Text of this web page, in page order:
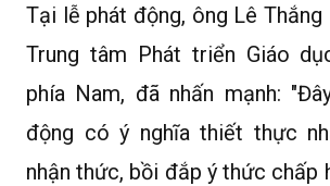
Tại lễ phát động, ông Lê Thắng
Trung tâm Phát triển Giáo
phía Nam, đã nhấn mạnh:
động có ý nghĩa thiết thực
nhận thức, bồi đắp ý thức chấp